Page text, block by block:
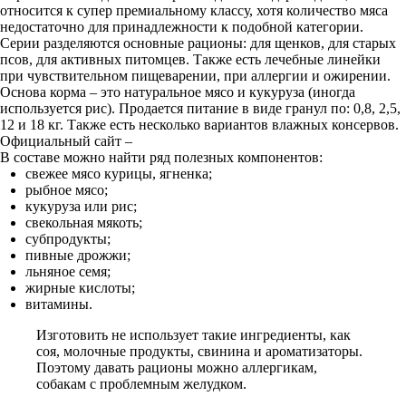
относится к супер премиальному классу, хотя количество мяса
недостаточно для принадлежности к подобной категории.
Серии разделяются основные рационы: для щенков, для старых
псов, для активных питомцев. Также есть лечебные линейки
при чувствительном пищеварении, при аллергии и ожирении.
Основа корма – это натуральное мясо и кукуруза (иногда
используется рис). Продается питание в виде гранул по: 0,8, 2,5,
12 и 18 кг. Также есть несколько вариантов влажных консервов.
Официальный сайт –
В составе можно найти ряд полезных компонентов:
свежее мясо курицы, ягненка;
рыбное мясо;
кукуруза или рис;
свекольная мякоть;
субпродукты;
пивные дрожжи;
льняное семя;
жирные кислоты;
витамины.
Изготовить не использует такие ингредиенты, как
соя, молочные продукты, свинина и ароматизаторы.
Поэтому давать рационы можно аллергикам,
собакам с проблемным желудком.